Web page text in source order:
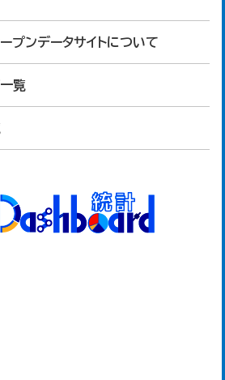
プンデータサイトについて
覧